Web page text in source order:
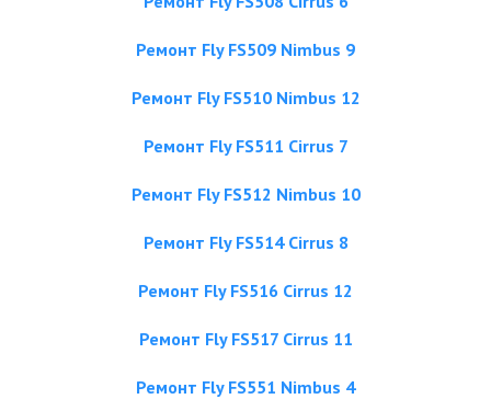
Ремонт Fly FS509 Nimbus 9
Ремонт Fly FS510 Nimbus 12
Ремонт Fly FS511 Cirrus 7
Ремонт Fly FS512 Nimbus 10
Ремонт Fly FS514 Cirrus 8
Ремонт Fly FS516 Cirrus 12
Ремонт Fly FS517 Cirrus 11
Ремонт Fly FS551 Nimbus 4